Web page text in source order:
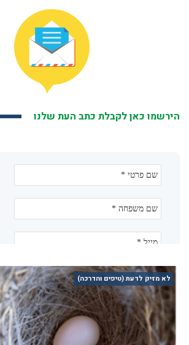
הירשמו כאן לקבלת כתב העת שלנו
לא מזיק לדעת (טיפים והדרכה)